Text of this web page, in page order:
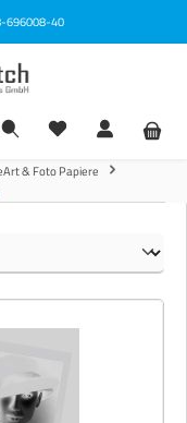
696008-40
& Foto Papiere